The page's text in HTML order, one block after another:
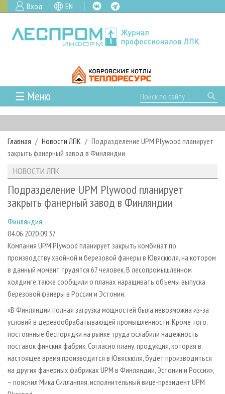
Вход EN
☰ Меню
ГЛАВНАЯ
РУБРИКИ И ТЕМЫ
РУБРИКИ ЖУРНАЛА
ЛЕСОЗАГОТОВКА
ЛЕСОПИЛЕНИЕ
СУШКА ДРЕВЕСИНЫ
ПРОИЗВОДСТВО ДРЕВЕСНЫХ ПЛИТ
ДЕРЕВЯННОЕ ДОМОСТРОЕНИЕ
ПРОИЗВОДСТВО МЕБЕЛИ
БИОЭНЕРГЕТИКА
ЦБП
ИНСТРУМЕНТ И МАТЕРИАЛЫ
НОВОСТИ
НОВОСТИ ЛПК
НОВОСТИ ЖУРНАЛА
ПРОЕКТЫ ЛПИ
АНАЛИТИКА
ПРЕДПРИЯТИЯ ЛПК
ПЕРСОНЫ
МОБИЛЬНЫЕ ВЫСТАВКИ
ОФИЦИАЛЬНЫЕ ДЕЛЕГАЦИИ
ПРИОРИТЕТНЫЕ ИНВЕСТПРОЕКТЫ
RUSSIAN FORESTRY REVIEW
ГАЗЕТА ЛЕСПРОМФОРУМ
БИБЛИОТЕКА СПЕЦИАЛИСТА
АРХИВ ЖУРНАЛОВ
О ЖУРНАЛЕ
КОНТАКТЫ
РЕКЛАМОДАТЕЛЯМ
РЕКЛАМА
РЕКЛАМА НА САЙТЕ
Главная Новости ЛПК
Подразделение UPM Plywood планирует
закрыть фанерный завод в Финляндии
НОВОСТИ ЛПК
Подразделение UPM Plywood планирует
закрыть фанерный завод в Финляндии
Финляндия
04.06.2020 09:37
Компания UPM Plywood планирует закрыть комбинат по
производству хвойной и березовой фанеры в Ювяскюля, на котором
в данный момент трудятся 67 человек. В лесопромышленном
холдинге также сообщили о планах наращивать объемы выпуска
березовой фанеры в России и Эстонии.
«В Финляндии полная загрузка мощностей была невозможна из-за
условий в деревообрабатывающей промышленности. Кроме того,
постоянные беспорядки на рынке труда ослабили надежность
поставок финских фабрик. Согласно плану, продукция, которая в
настоящее время производится в Ювяскюля, будет производиться
на других фанерных фабриках UPM в Финляндии, Эстонии и России»,
– пояснил Мика Силланпяя, исполнительный вице-президент UPM